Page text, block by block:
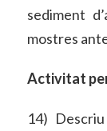
sediment
mostres
Activitat
14)